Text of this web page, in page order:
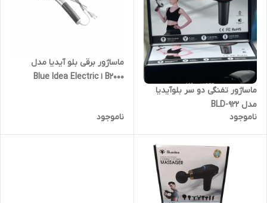
ماساژور تفنگی دو سر بلوآیدیا
مدل BLD-922
ناموجود
ماساژور برقی بلو آیدیا مدل
B2000 ا Blue Idea Electric
ناموجود